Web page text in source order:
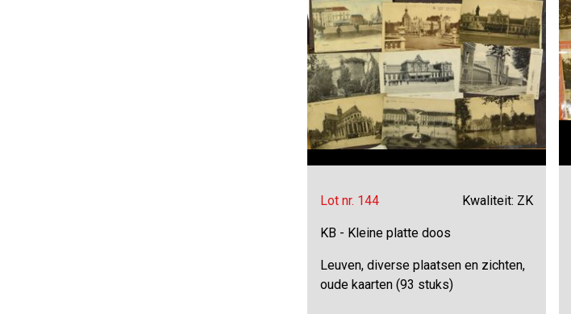
Lot nr. 144 Kwaliteit: ZK
KB - Kleine platte doos
Leuven, diverse plaatsen en zichten,
oude kaarten (93 stuks)